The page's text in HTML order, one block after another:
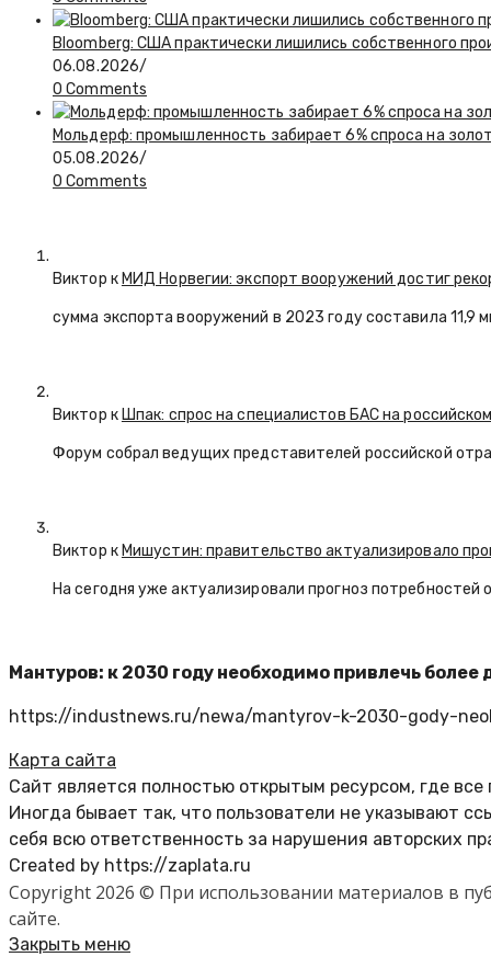
Bloomberg: США практически лишились собственного
06.08.2026/
0 Comments
Мольдерф: промышленность забирает 6% спроса на
05.08.2026/
0 Comments
Виктор кМИД Норвегии: экспорт вооружений достиг
сумма экспорта вооружений в 2023 году составила 11,9
Виктор кШпак: спрос на специалистов БАС на
Форум собрал ведущих представителей российской
Виктор кМишустин: правительство актуализировало
На сегодня уже актуализировали прогноз
Мантуров: к 2030 году необходимо привлечь
https://industnews.ru/newa/mantyrov-k-2030-gody-
Карта сайта
Сайт является полностью открытым ресурсом, где
Иногда бывает так, что пользователи не указывают
себя всю ответственность за нарушения авторских
Created by https://zaplata.ru
Copyright 2026 © При использовании материалов в
сайте.
Закрыть меню